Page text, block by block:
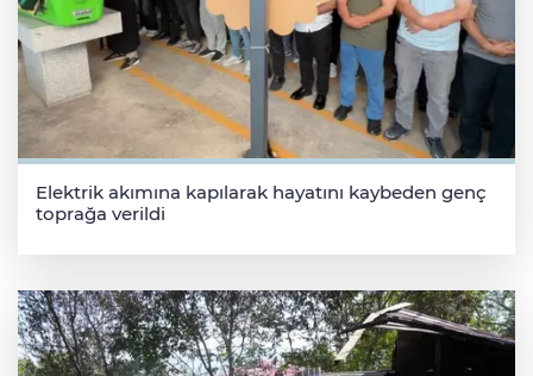
Elektrik akımına kapılarak hayatını kaybeden genç
toprağa verildi